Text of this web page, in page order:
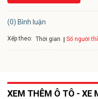
(0) Bình luận
Xếp theo: Thời gian Số người
XEM THÊM Ô TÔ - XE